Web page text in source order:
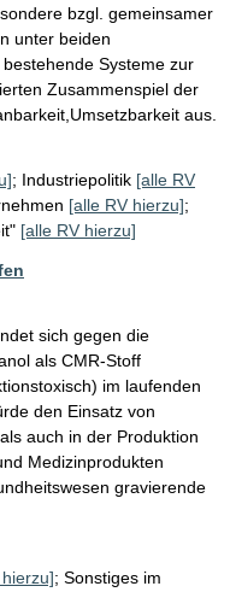
bzgl. gemeinsamer
unter beiden
Systeme zur
Zusammenspiel der
aus.
; Industriepolitik [alle RV
[alle RV hierzu];
[alle RV hierzu]
sich gegen die
als CMR-Stoff
im laufenden
den Einsatz von
auch in der Produktion
Medizinprodukten
gravierende
; Sonstiges im